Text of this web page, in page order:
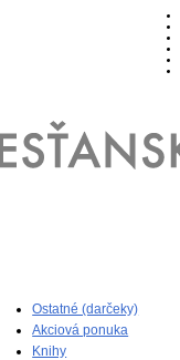
Ostatné (darčeky)
Akciová ponuka
Knihy